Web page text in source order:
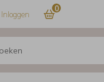
Inloggen
0